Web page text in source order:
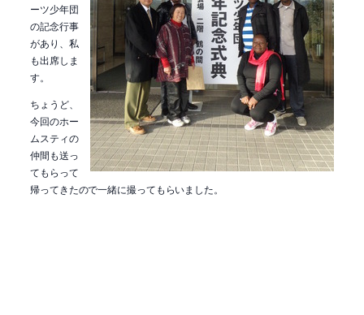
ーツ少年団
の記念行事
があり、私
も出席しま
す。
ちょうど、
今回のホー
ムスティの
仲間も送っ
てもらって
帰ってきたので一緒に撮ってもらいました。